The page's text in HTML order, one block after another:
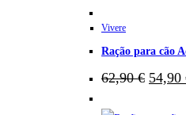
Vivere
Ração para cão
62,90€ O
preço
54,90